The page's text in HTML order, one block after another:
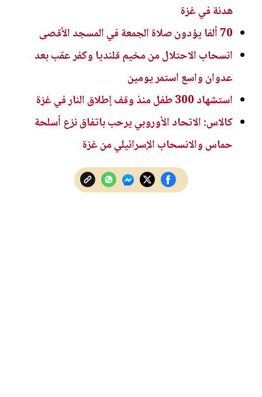
هدنة في غزة
70 ألفا يؤدون صلاة الجمعة في المسجد الأقصى
انسحاب الاحتلال من مخيم قلنديا وكفر عقب بعد
عدوان واسع استمر يومين
استشهاد 300 طفل منذ وقف إطلاق النار في غزة
كالاس: الاتحاد الأوروبي يرحب باتفاق نزع أسلحة
حماس والانسحاب الإسرائيلي من غزة